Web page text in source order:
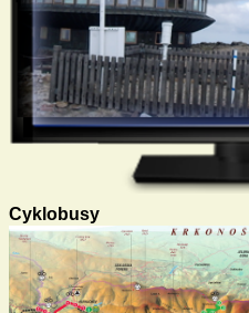
Cyklobusy